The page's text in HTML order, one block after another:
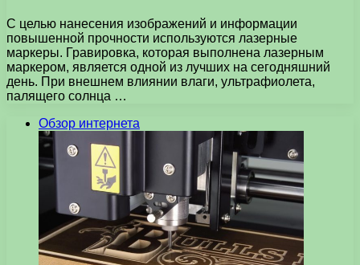
С целью нанесения изображений и информации
повышенной прочности используются лазерные
маркеры. Гравировка, которая выполнена лазерным
маркером, является одной из лучших на сегодняшний
день. При внешнем влиянии влаги, ультрафиолета,
палящего солнца …
Обзор интернета